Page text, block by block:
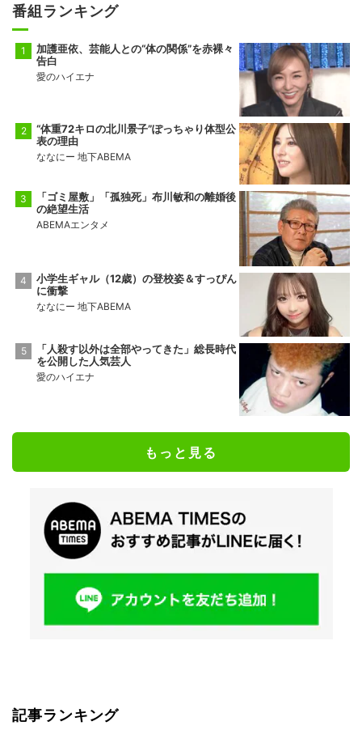
番組ランキング
加護亜依、芸能人との“体の関係”を赤裸々
告白
愛のハイエナ
“体重72キロの北川景子”ぽっちゃり体型公
表の理由
ななにー 地下ABEMA
「ゴミ屋敷」「孤独死」布川敏和の離婚後
の絶望生活
ABEMAエンタメ
小学生ギャル（12歳）の登校姿＆すっぴん
に衝撃
ななにー 地下ABEMA
「人殺す以外は全部やってきた」総長時代
を公開した人気芸人
愛のハイエナ
もっと見る
記事ランキング